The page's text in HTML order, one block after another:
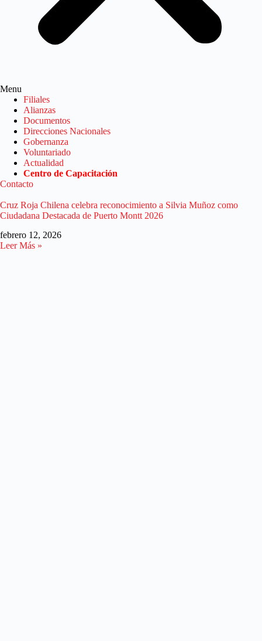
Menu
Filiales
Alianzas
Documentos
Direcciones Nacionales
Gobernanza
Voluntariado
Actualidad
Centro de Capacitación
Contacto
Cruz Roja Chilena celebra reconocimiento a Silvia Muñoz como
Ciudadana Destacada de Puerto Montt 2026
febrero 12, 2026
Leer Más »